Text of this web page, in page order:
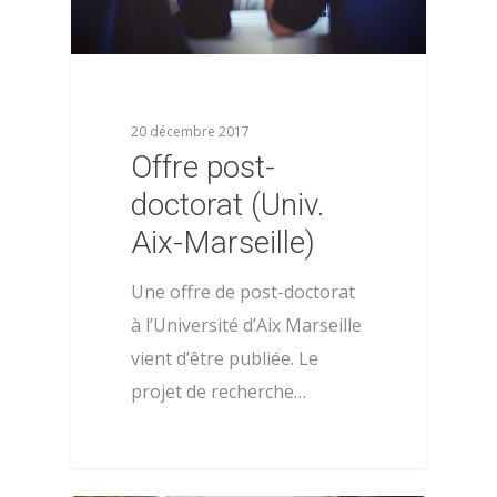
20 décembre 2017
Offre post-
doctorat (Univ.
Aix-Marseille)
Une offre de post-doctorat
à l’Université d’Aix Marseille
vient d’être publiée. Le
projet de recherche…
À propos
Les précédents
Évènements
Les formations
Actualités